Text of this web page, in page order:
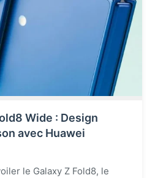
Wide : Design
avec Huawei
le Galaxy Z Fold8, le